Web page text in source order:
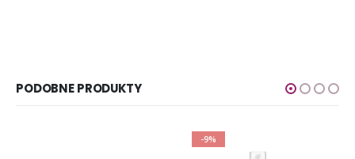
PODOBNE PRODUKTY
-9%